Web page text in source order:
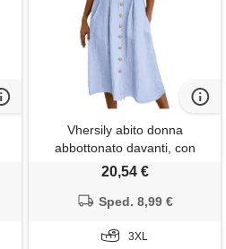
Vhersily abito donna
abbottonato davanti, con
scollo a v e bottoni a maniche
lino maxi abiti per le vacanze,
traspiranti e flessibili
20,54 €
Sped. 8,99 €
3XL